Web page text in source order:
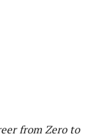
from Zero to